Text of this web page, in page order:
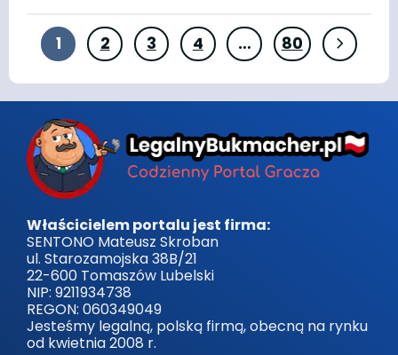
1 2 3 4 … 80
Właścicielem portalu jest firma:
SENTONO Mateusz Skroban
ul. Starozamojska 38B/21
22-600 Tomaszów Lubelski
NIP: 9211934738
REGON: 060349049
Jesteśmy legalną, polską firmą, obecną na rynku
od kwietnia 2008 r.